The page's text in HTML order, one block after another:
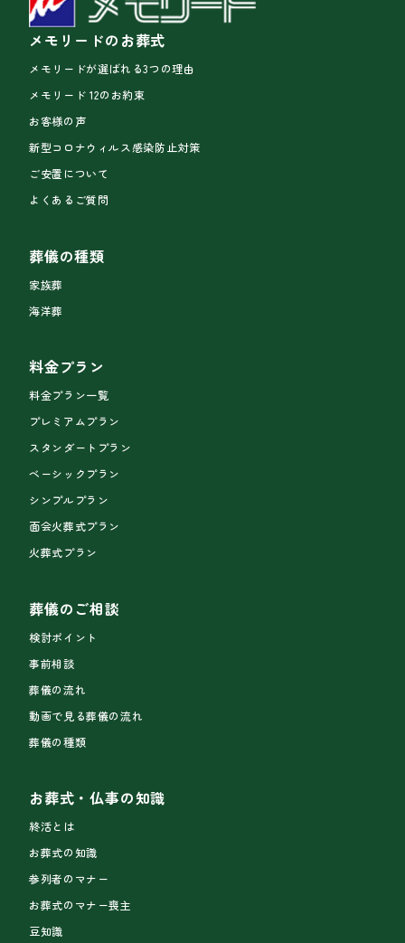
メモリードのお葬式
メモリードが選ばれる3つの理由
メモリード 12のお約束
お客様の声
新型コロナウィルス感染防止対策
ご安置について
よくあるご質問
葬儀の種類
家族葬
海洋葬
料金プラン
料金プラン一覧
プレミアムプラン
スタンダートプラン
ベーシックプラン
シンプルプラン
面会火葬式プラン
火葬式プラン
葬儀のご相談
検討ポイント
事前相談
葬儀の流れ
動画で見る葬儀の流れ
葬儀の種類
お葬式・仏事の知識
終活とは
お葬式の知識
参列者のマナー
お葬式のマナー喪主
豆知識